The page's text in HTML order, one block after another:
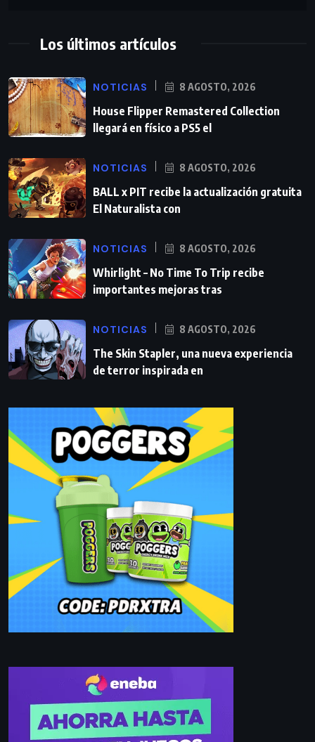
Los últimos artículos
NOTICIAS 8 AGOSTO, 2026
House Flipper Remastered Collection
llegará en físico a PS5 el
NOTICIAS 8 AGOSTO, 2026
BALL x PIT recibe la actualización gratuita
El Naturalista con
NOTICIAS 8 AGOSTO, 2026
Whirlight – No Time To Trip recibe
importantes mejoras tras
NOTICIAS 8 AGOSTO, 2026
The Skin Stapler, una nueva experiencia
de terror inspirada en